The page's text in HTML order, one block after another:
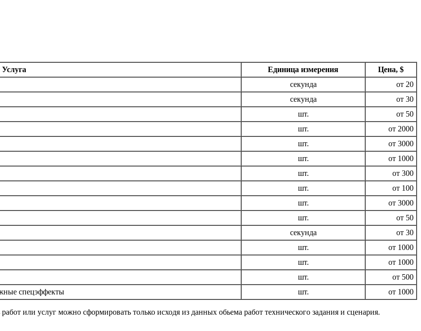
Услуга Единица измерения
Цена, $
секунда
от 20
секунда
от 30
шт.
от 50
шт.
от 2000
шт.
от 3000
шт.
от 1000
шт.
от 300
шт.
от 100
шт.
от 3000
шт.
от 50
секунда
от 30
шт.
от 1000
шт.
от 1000
шт.
от 500
спецэффекты шт. от 1000
или услуг можно сформировать только исходя из данных обьема работ технического задания и сценария.